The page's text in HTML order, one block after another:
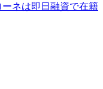
ネは即日融資で在籍